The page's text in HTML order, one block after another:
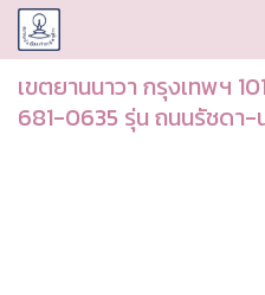
CUDAA
เขตยานนาวา กรุงเทพฯ
681-0635 รุ่น ถนนรัชดา-